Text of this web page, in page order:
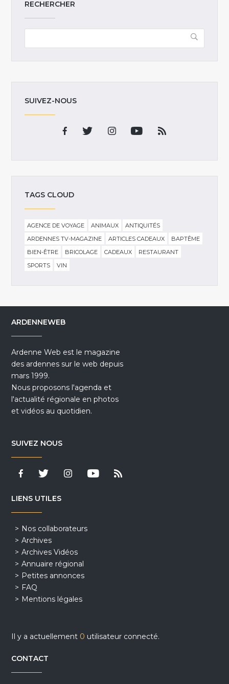
RECHERCHER
SUIVEZ-NOUS
TAGS CLOUD
AGENCE DE VOYAGE ANIMAUX
ANTIQUITÉS
ARDENNES TV-MAGAZINE
ARTICLES CADEAUX
BAPTÊME
BIEN-ÊTRE
BRICOLAGE CADEAUX
RESTAURANT
SPORTS
VIN
ARDENNEWEB
Ardenne Web est le magazine
des ardennes sur le web depuis
mars 1999.
Nous proposons l'agenda et
l'actualité régionale en photos
et vidéos au quotidien.
SUIVEZ NOUS
LIENS UTILES
Nos collaborateurs
Archives
Archives Vidéos
Annuaire régional
Petites annonces
FAQ
Mentions légales
Il y a actuellement 0 utilisateur connecté.
CONTACT